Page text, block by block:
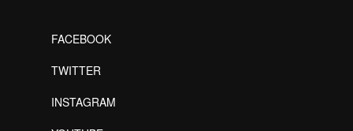
FACEBOOK
TWITTER
INSTAGRAM